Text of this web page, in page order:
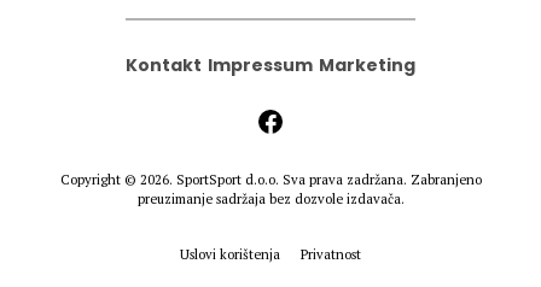
Kontakt Impressum Marketing
Copyright © 2026. SportSport d.o.o. Sva prava zadržana. Zabranjeno
preuzimanje sadržaja bez dozvole izdavača.
Uslovi korištenja Privatnost